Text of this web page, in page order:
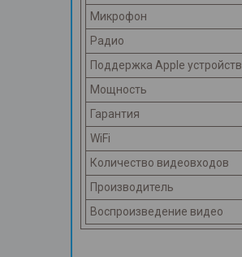
Микрофон
Радио
Поддержка Apple устройств
Мощность
Гарантия
WiFi
Количество видеовходов
Производитель
Воспроизведение видео